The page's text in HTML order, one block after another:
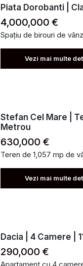
Piata Dorobanti |
4,000,000 €
Spațiu de birouri de
Vezi mai multe
Stefan Cel Mare |
Metrou
630,000 €
Teren de 1,057 mp de
Vezi mai multe
Dacia | 4 Camere |
290,000 €